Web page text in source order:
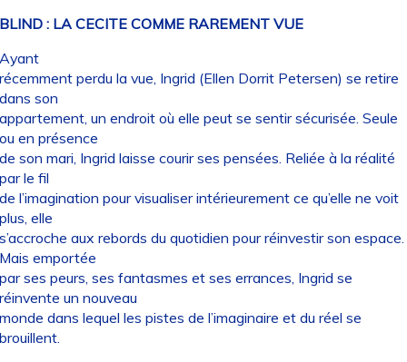
: LA CECITE COMME RAREMENT VUE
perdu la vue, Ingrid (Ellen Dorrit Petersen) se retire
son
un endroit où elle peut se sentir sécurisée. Seule
en présence
son mari, Ingrid laisse courir ses pensées. Reliée à la réalité
le fil
l’imagination pour visualiser intérieurement ce qu’elle ne voit
elle
aux rebords du quotidien pour réinvestir son espace.
emportée
ses peurs, ses fantasmes et ses errances, Ingrid se
un nouveau
dans lequel les pistes de l’imaginaire et du réel se